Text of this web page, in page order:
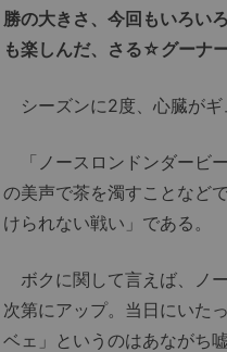
勝の大きさ、今回もいろい
も楽しんだ、さる☆グーナ
シーズンに2度、心臓がギ
「ノースロンドンダービ
の美声で茶を濁すことなど
けられない戦い」である。
ボクに関して言えば、ノ
次第にアップ。当日にいた
ベェ」というのはあながち